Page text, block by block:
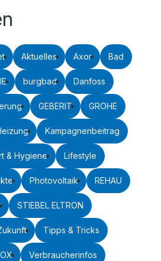
Aktuelles Axor Bad
burgbad Danfoss
GEBERIT GROHE
Kampagnenbeitrag
& Hygiene Lifestyle
Photovoltaik REHAU
STIEBEL ELTRON
Tipps & Tricks
Verbraucherinfos